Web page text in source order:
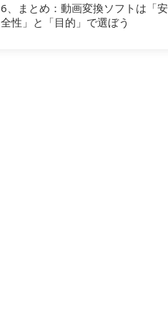
6、
まとめ：動画変換ソフトは「安
全性」と「目的」で選ぼう